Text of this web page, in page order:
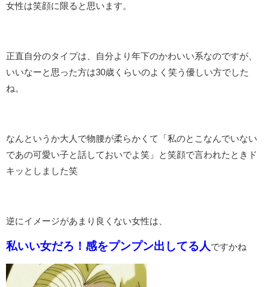
女性は笑顔に限ると思います。
正直自分のタイプは、自分より年下のかわいい系なのですが、
いいなーと思った方は30歳くらいのよく笑う優しい方でした
ね。
なんというか大人で物腰が柔らかくて「私のとこなんでいない
であの可愛い子と話しておいでよ笑」と笑顔で言われたときド
キッとしました笑
逆にイメージがあまり良くない女性は、
私いい女だろ！感をプンプン出してる人 ですかね